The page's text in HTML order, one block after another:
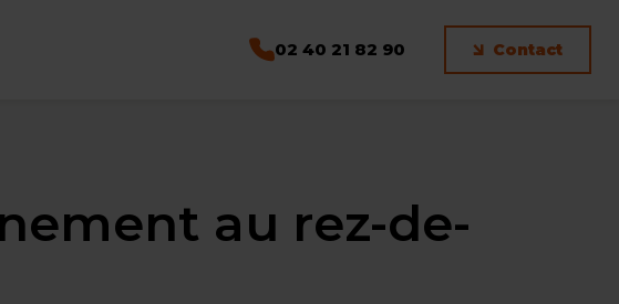
02 40 21 82 90 Contact
au rez-de-